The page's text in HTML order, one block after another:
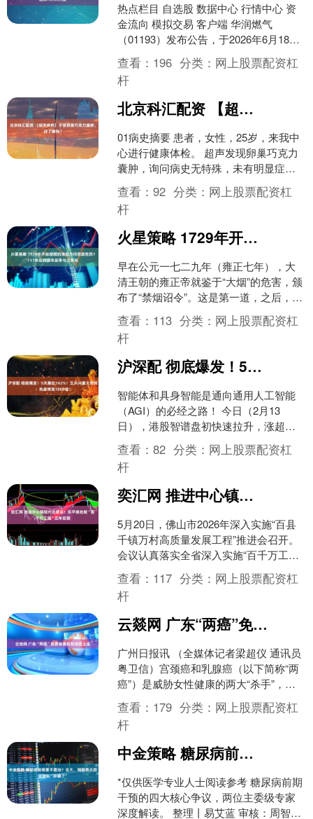
热点栏目 自选股 数据中心 行情中心 资
金流向 模拟交易 客户端 华润燃气
（01193）发布公告，于2026年6月18日
斥资1214.92万港元回购76.64万....
查看： 196 分类： 网上股票配资杠
杆
北京科汇配资 【超声病例】子宫卵巢巧克力囊肿，你了解吗？
01病史摘要 患者，女性，25岁，来我中
心进行健康体检。 超声发现卵巢巧克力
囊肿，询问病史无特殊，未有明显症
状。 02超声图像 03超声报告 超声提示：
子宫上....
查看：92 分类： 网上股票配资杠
杆
火星策略 1729年开始禁烟的清廷为何愈禁愈烈？111年后的侵华战争与之有关
早在公元一七二九年（雍正七年），大
清王朝的雍正帝就鉴于“大烟”的危害，颁
布了“禁烟诏令”。这是第一道，之后，朝
廷的“禁烟令”更是叠见层出。 谁
知，“烟”是愈禁愈....
查看： 113 分类： 网上股票配资杠
杆
沪深配 彻底爆发！5天暴拉142%！王兴兴重大预判：热度将高1000倍！
智能体和具身智能是通向通用人工智能
（AGI）的必经之路！ 今日（2月13
日），港股智谱盘初快速拉升，涨超
20%，股价再创新高。过去5个交易日，
该股最大涨幅达14....
查看：82 分类： 网上股票配资杠
杆
奕汇网 推进中心镇现代化建设！乐平镇绘就“百千万工程”五年宏图
5月20日，佛山市2026年深入实施“百县
千镇万村高质量发展工程”推进会召开。
会议认真落实全省深入实施“百千万工
程”促进城乡区域协调发展推进会工作部
署，总结佛山....
查看： 117 分类： 网上股票配资杠
杆
云燚网 广东“两癌”免费筛查机构地图上线
广州日报讯 （全媒体记者梁超仪 通讯员
粤卫信）宫颈癌和乳腺癌（以下简称“两
癌”）是威胁女性健康的两大“杀手”，但
均可防可治。记者从广东省卫生健康委
获悉，2026....
查看： 179 分类： 网上股票配资杠
杆
中金策略 糖尿病前期要不要治？北大、湘雅两大顶尖团队“吵翻了”
*仅供医学专业人士阅读参考 糖尿病前期
干预的四大核心争议，两位主委级专家
深度解读。 整理丨易艾蓝 审核：周智广